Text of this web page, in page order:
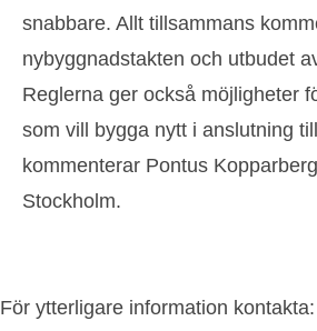
snabbare. Allt tillsammans
nybyggnadstakten och utbudet
Reglerna ger också möjligheter
som vill bygga nytt i anslutning
kommenterar Pontus
Stockholm.
För ytterligare information kontakta: